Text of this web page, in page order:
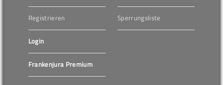
Registrieren
Login
Frankenjura Premium
Sperrungsliste